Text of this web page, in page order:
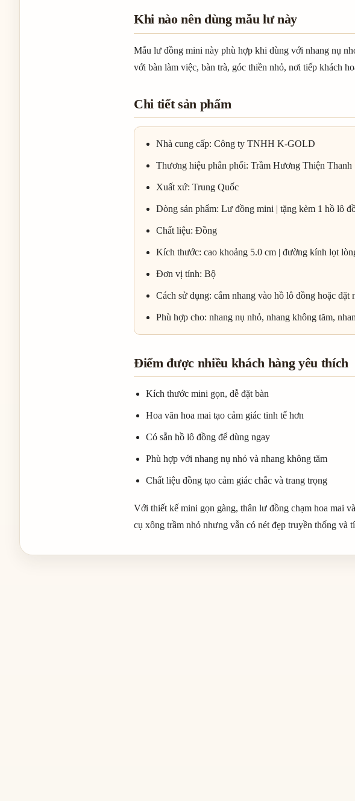
Khi nào nên dùng mẫu lư này
Mẫu lư đồng mini này phù hợp khi dùng với nhang nụ
với bàn làm việc, bàn trà, góc thiền nhỏ, nơi tiếp khách
Chi tiết sản phẩm
Nhà cung cấp: Công ty TNHH K-GOLD
Thương hiệu phân phối: Trầm Hương Thiện Thanh
Xuất xứ: Trung Quốc
Dòng sản phẩm: Lư đồng mini | tặng kèm 1 hồ lô
Chất liệu: Đồng
Kích thước: cao khoảng 5.0 cm | đường kính lọt
Đơn vị tính: Bộ
Cách sử dụng: cắm nhang vào hồ lô đồng hoặc
Phù hợp cho: nhang nụ nhỏ, nhang không tăm,
Điểm được nhiều khách hàng yêu thích
Kích thước mini gọn, dễ đặt bàn
Hoa văn hoa mai tạo cảm giác tinh tế hơn
Có sẵn hồ lô đồng để dùng ngay
Phù hợp với nhang nụ nhỏ và nhang không tăm
Chất liệu đồng tạo cảm giác chắc và trang trọng
Với thiết kế mini gọn gàng, thân lư đồng chạm hoa mai
cụ xông trầm nhỏ nhưng vẫn có nét đẹp truyền thống và